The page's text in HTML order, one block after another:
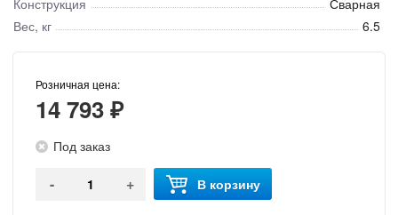
Вес, кг
6.5
Розничная цена:
14 793 ₽
Под заказ
- + В корзину